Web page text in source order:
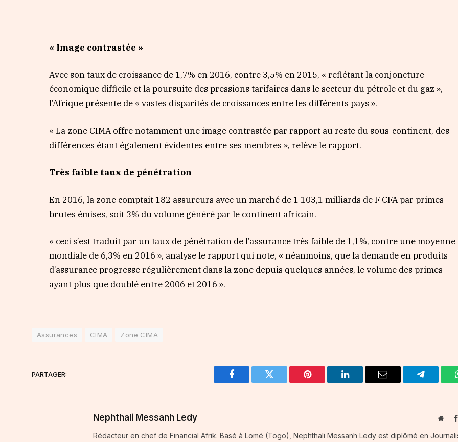
« Image contrastée »
Avec son taux de croissance de 1,7% en 2016, contre 3,5% en 2015, « reflétant la conjoncture
économique difficile et la poursuite des pressions tarifaires dans le secteur du pétrole et du gaz »,
l’Afrique présente de « vastes disparités de croissances entre les différents pays ».
« La zone CIMA offre notamment une image contrastée par rapport au reste du sous-continent, des
différences étant également évidentes entre ses membres », relève le rapport.
Très faible taux de pénétration
En 2016, la zone comptait 182 assureurs avec un marché de 1 103,1 milliards de F CFA par primes
brutes émises, soit 3% du volume généré par le continent africain.
« ceci s’est traduit par un taux de pénétration de l’assurance très faible de 1,1%, contre une moyenne
mondiale de 6,3% en 2016 », analyse le rapport qui note, « néanmoins, que la demande en produits
d’assurance progresse régulièrement dans la zone depuis quelques années, le volume des primes
ayant plus que doublé entre 2006 et 2016 ».
Assurances CIMA Zone CIMA
PARTAGER:
Facebook Twitter Pinterest LinkedIn Email Telegram
Nephthali Messanh Ledy
Rédacteur en chef de Financial Afrik. Basé à Lomé (Togo), Nephthali Messanh Ledy est diplômé en